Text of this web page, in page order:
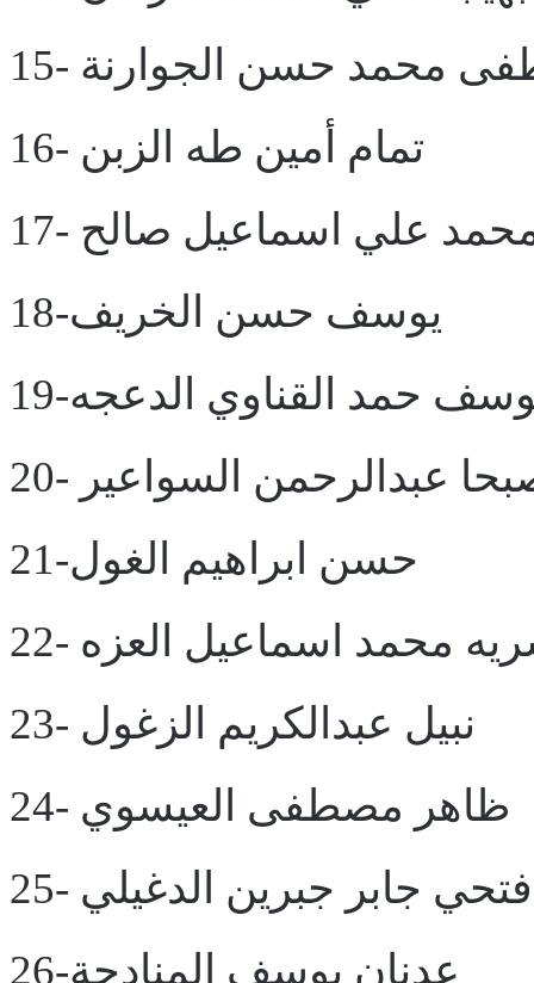
محمد حسن الجوارنة
16- تمام أمين طه الزبن
محمد علي اسماعيل صالح
18-يوسف حسن الخريف
يوسف حمد القناوي الدعجه
صبحا عبدالرحمن السواعير
21-حسن ابراهيم الغول
سريه محمد اسماعيل العزه
23- نبيل عبدالكريم الزغول
24- ظاهر مصطفى العيسوي
25- فتحي جابر جبرين الدغيلي
26-عدنان يوسف المنادحة